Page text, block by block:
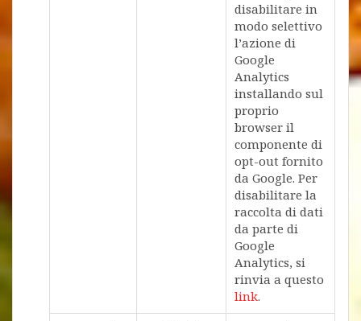
disabilitare in
modo selettivo
l’azione di
Google
Analytics
installando sul
proprio
browser il
componente di
opt-out fornito
da Google. Per
disabilitare la
raccolta di dati
da parte di
Google
Analytics, si
rinvia a questo
link.